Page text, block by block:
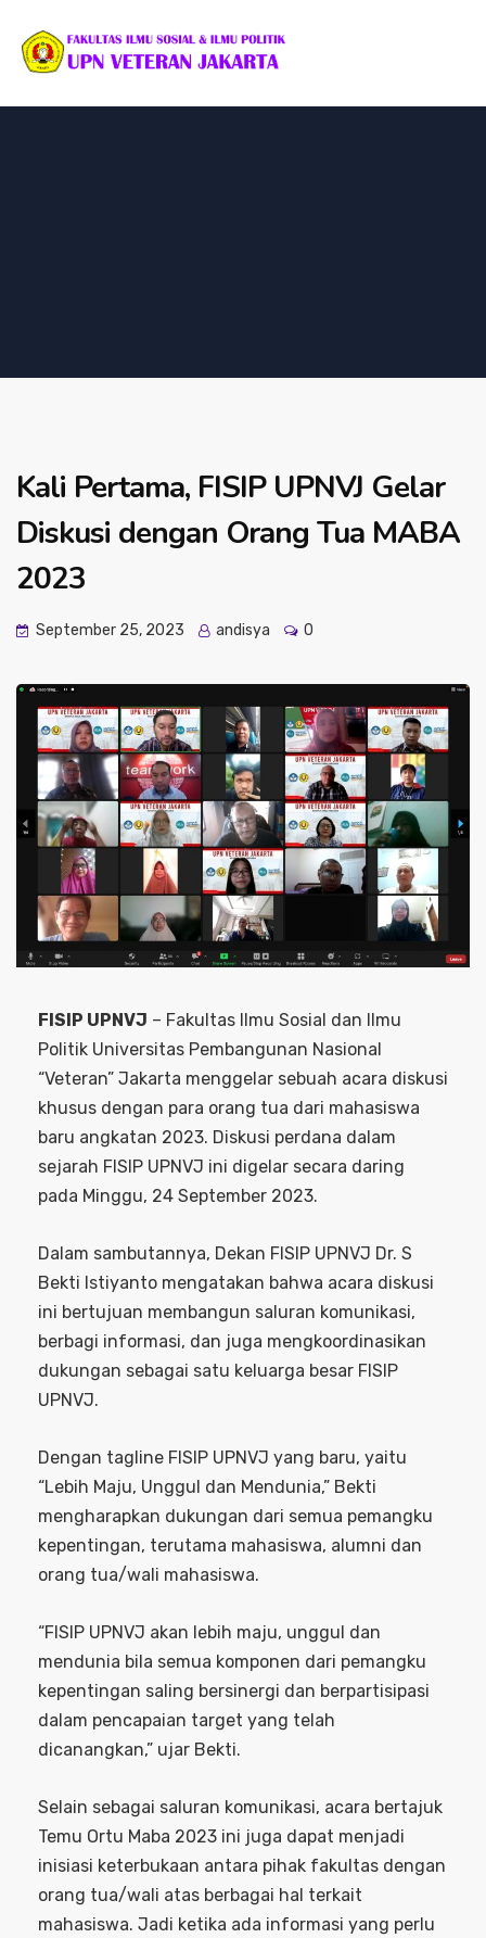
Kali Pertama, FISIP UPNVJ Gelar
Diskusi dengan Orang Tua MABA
2023
September 25, 2023 andisya 0
FISIP UPNVJ – Fakultas Ilmu Sosial dan Ilmu
Politik Universitas Pembangunan Nasional
“Veteran” Jakarta menggelar sebuah acara diskusi
khusus dengan para orang tua dari mahasiswa
baru angkatan 2023. Diskusi perdana dalam
sejarah FISIP UPNVJ ini digelar secara daring
pada Minggu, 24 September 2023.
Dalam sambutannya, Dekan FISIP UPNVJ Dr. S
Bekti Istiyanto mengatakan bahwa acara diskusi
ini bertujuan membangun saluran komunikasi,
berbagi informasi, dan juga mengkoordinasikan
dukungan sebagai satu keluarga besar FISIP
UPNVJ.
Dengan tagline FISIP UPNVJ yang baru, yaitu
“Lebih Maju, Unggul dan Mendunia,” Bekti
mengharapkan dukungan dari semua pemangku
kepentingan, terutama mahasiswa, alumni dan
orang tua/wali mahasiswa.
“FISIP UPNVJ akan lebih maju, unggul dan
mendunia bila semua komponen dari pemangku
kepentingan saling bersinergi dan berpartisipasi
dalam pencapaian target yang telah
dicanangkan,” ujar Bekti.
Selain sebagai saluran komunikasi, acara bertajuk
Temu Ortu Maba 2023 ini juga dapat menjadi
inisiasi keterbukaan antara pihak fakultas dengan
orang tua/wali atas berbagai hal terkait
mahasiswa. Jadi ketika ada informasi yang perlu